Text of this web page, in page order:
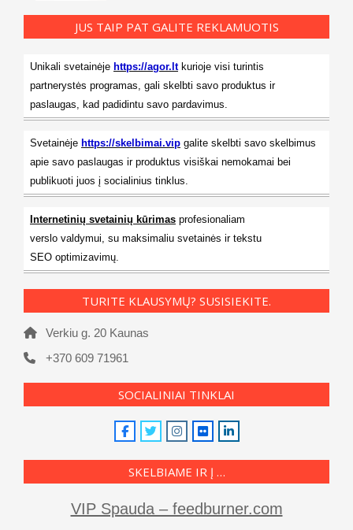
JUS TAIP PAT GALITE REKLAMUOTIS
Unikali svetainėje https://agor.ltkurioje visi turintis
partnerystės programas, gali skelbti savo produktus ir
paslaugas, kad padidintu savo pardavimus.
Svetainėje https://skelbimai.vip galite skelbti savo skelbimus
apie savo paslaugas ir produktus visiškai nemokamai bei
publikuoti juos į socialinius tinklus.
Internetinių svetainių kūrimas profesionaliam
verslo valdymui, su maksimaliu svetainės ir tekstu
SEO optimizavimų.
TURITE KLAUSYMŲ? SUSISIEKITE.
Verkiu g. 20 Kaunas
+370 609 71961
SOCIALINIAI TINKLAI
SKELBIAME IR Į …
VIP Spauda – feedburner.com